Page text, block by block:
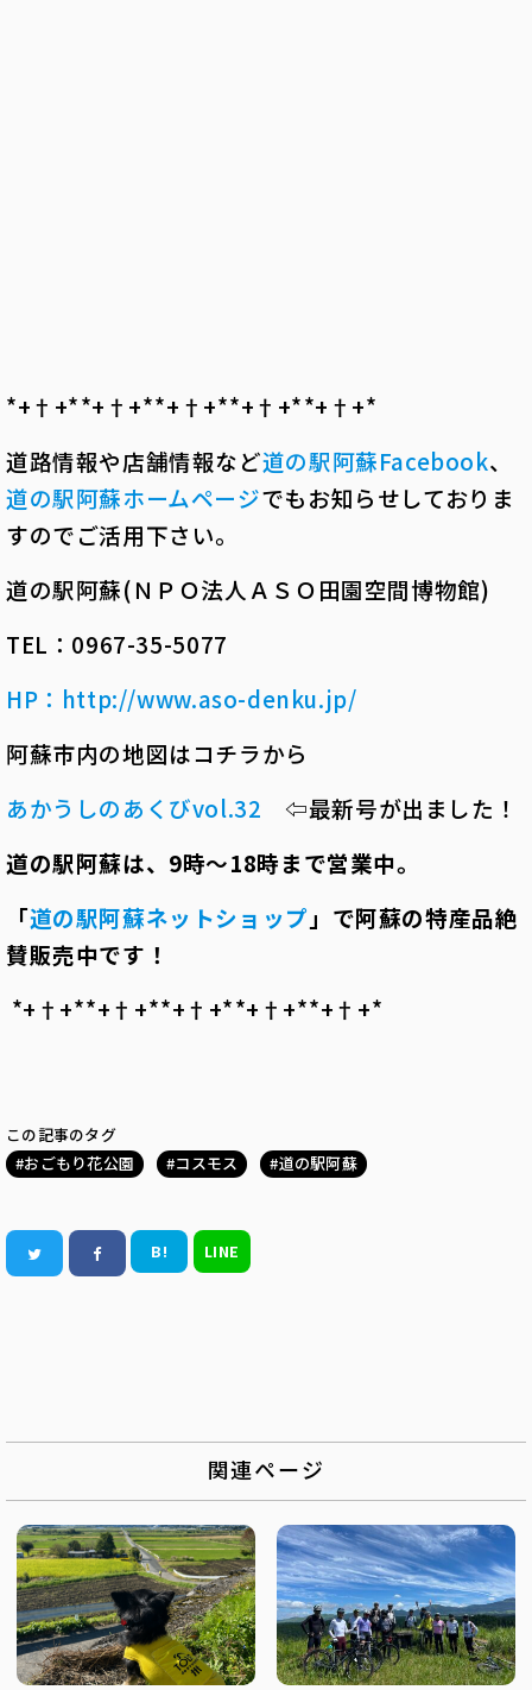
*+†+*――*+†+*――*+†+*――*+†+*――*+†+*――
道路情報や店舗情報など道の駅阿蘇Facebook、
道の駅阿蘇ホームページでもお知らせしておりま
すのでご活用下さい。
道の駅阿蘇(ＮＰＯ法人ＡＳＯ田園空間博物館)
TEL：0967-35-5077
HP ： http://www.aso-denku.jp/
阿蘇市内の地図はコチラから
あかうしのあくびvol.32 ⇦最新号が出ました！
道の駅阿蘇は、 9時～18時まで営業中。
「道の駅阿蘇ネットショップ」で阿蘇の特産品絶
賛販売中です！
*+†+*――*+†+*――*+†+*――*+†+*――*+†+*――
この記事のタグ
おごもり花公園
コスモス 道の駅阿蘇
B! LINE
関連ページ